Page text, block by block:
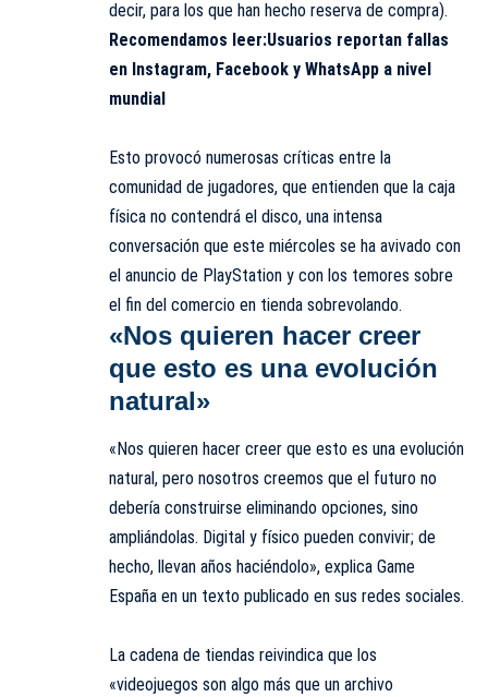
decir, para los que han hecho reserva de compra).
Recomendamos leer:Usuarios reportan fallas
en Instagram, Facebook y WhatsApp a nivel
mundial
Esto provocó numerosas críticas entre la
comunidad de jugadores, que entienden que la caja
física no contendrá el disco, una intensa
conversación que este miércoles se ha avivado con
el anuncio de PlayStation y con los temores sobre
el fin del comercio en tienda sobrevolando.
«Nos quieren hacer creer
que esto es una evolución
natural»
«Nos quieren hacer creer que esto es una evolución
natural, pero nosotros creemos que el futuro no
debería construirse eliminando opciones, sino
ampliándolas. Digital y físico pueden convivir; de
hecho, llevan años haciéndolo», explica Game
España en un texto publicado en sus redes sociales.
La cadena de tiendas reivindica que los
«videojuegos son algo más que un archivo